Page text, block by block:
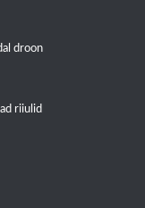
droon
riiulid